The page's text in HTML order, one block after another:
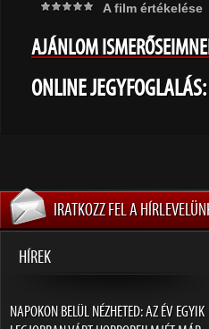
A film értékelése
AJÁNLOM
ONLINE JEGYFOGLALÁS:
IRATKOZZ FEL A
HÍREK
NAPOKON BELÜL NÉZHETED: AZ ÉV EGYIK